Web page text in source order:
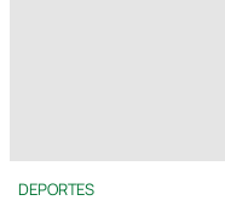
DEPORTES